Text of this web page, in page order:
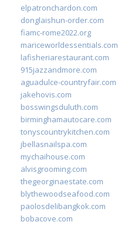
elpatronchardon.com
donglaishun-order.com
fiamc-rome2022.org
mariceworldessentials.com
lafisheriarestaurant.com
915jazzandmore.com
aguadulce-countryfair.com
jakehovis.com
bosswingsduluth.com
birminghamautocare.com
tonyscountrykitchen.com
jbellasnailspa.com
mychaihouse.com
alvisgrooming.com
thegeorginaestate.com
blythewoodseafood.com
paolosdelibangkok.com
bobacove.com